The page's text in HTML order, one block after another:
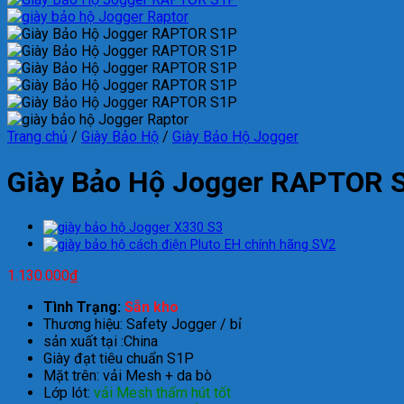
Trang chủ / Giày Bảo Hộ / Giày Bảo Hộ Jogger
Giày Bảo Hộ Jogger RAPTOR
1.130.000₫
Tình Trạng: Sẵn kho
Thương hiệu: Safety Jogger / bỉ
sản xuất tại :China
Giày đạt tiêu chuẩn S1P
Mặt trên: vải Mesh + da bò
Lớp lót: vải Mesh thấm hút tốt